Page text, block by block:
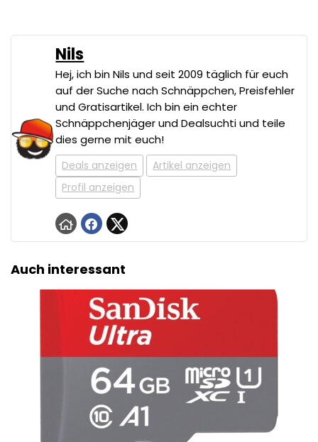
Nils
Hej, ich bin Nils und seit 2009 täglich für euch
auf der Suche nach Schnäppchen, Preisfehler
und Gratisartikel. Ich bin ein echter
Schnäppchenjäger und Dealsuchti und teile
dies gerne mit euch!
Deals anzeigen
Artikel anzeigen
Profil anzeigen
Auch interessant